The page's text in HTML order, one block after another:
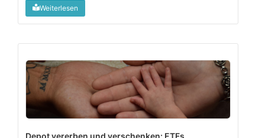
sich das wirklich lohnt....
Weiterlesen
Depot vererben und verschenken: ETFs